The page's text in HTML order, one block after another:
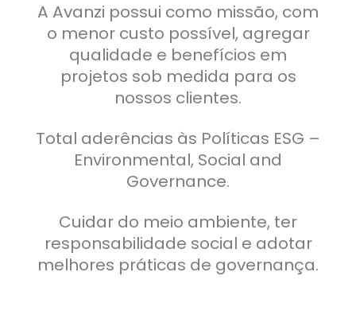
A Avanzi possui como missão, com
o menor custo possível, agregar
qualidade e benefícios em
projetos sob medida para os
nossos clientes.
Total aderências às Políticas ESG –
Environmental, Social and
Governance.
Cuidar do meio ambiente, ter
responsabilidade social e adotar
melhores práticas de governança.